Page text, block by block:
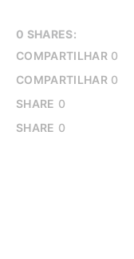
0 SHARES:
COMPARTILHAR 0
COMPARTILHAR 0
SHARE 0
SHARE 0